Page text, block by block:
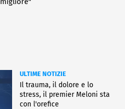
ULTIME NOTIZIE
Il trauma, il dolore e lo
stress, il premier Meloni sta
con l'orefice